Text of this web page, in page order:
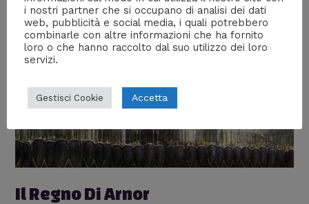
Il Regno Di Arnor
i nostri partner che si occupano di analisi dei dati
web, pubblicità e social media, i quali potrebbero
combinarle con altre informazioni che ha fornito
loro o che hanno raccolto dal suo utilizzo dei loro
servizi.
Gestisci Cookie Accetta